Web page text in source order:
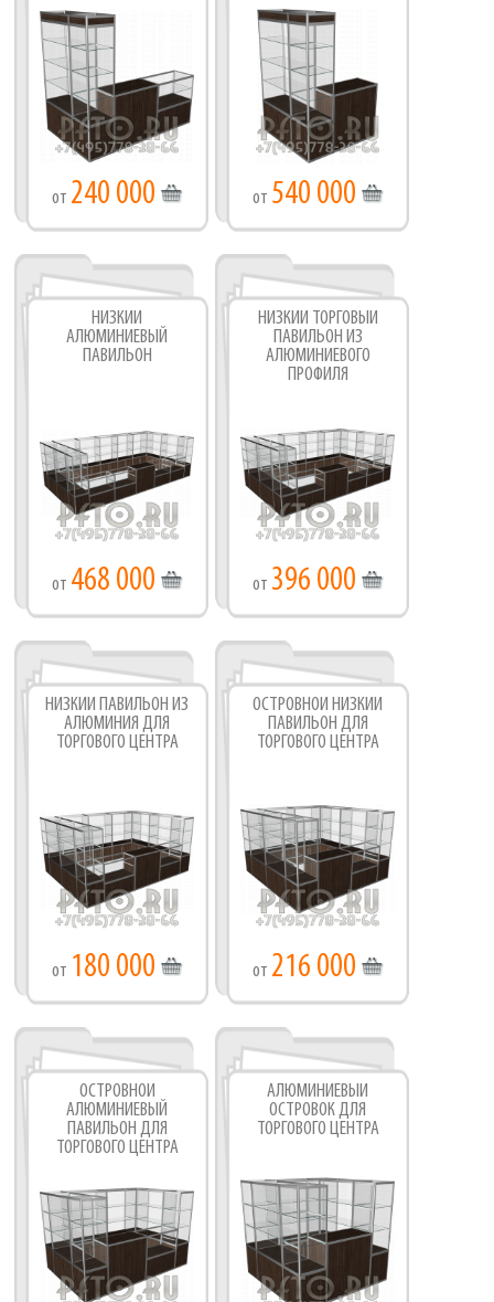
от 240 000 от 540 000
НИЗКИЙ
АЛЮМИНИЕВЫЙ
ПАВИЛЬОН
от 468 000
НИЗКИЙ ТОРГОВЫЙ
ПАВИЛЬОН ИЗ
АЛЮМИНИЕВОГО
ПРОФИЛЯ
от 396 000
НИЗКИЙ ПАВИЛЬОН ИЗ
АЛЮМИНИЯ ДЛЯ
ТОРГОВОГО ЦЕНТРА
от 180 000
ОСТРОВНОЙ НИЗКИЙ
ПАВИЛЬОН ДЛЯ
ТОРГОВОГО ЦЕНТРА
от 216 000
ОСТРОВНОЙ
АЛЮМИНИЕВЫЙ
ПАВИЛЬОН ДЛЯ
ТОРГОВОГО ЦЕНТРА
АЛЮМИНИЕВЫЙ
ОСТРОВОК ДЛЯ
ТОРГОВОГО ЦЕНТРА